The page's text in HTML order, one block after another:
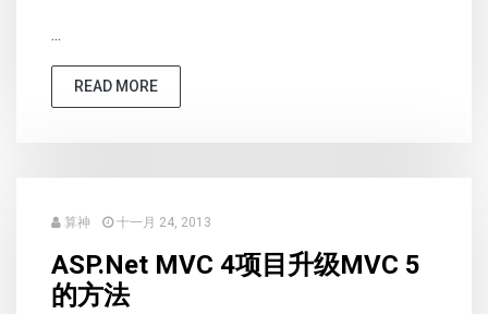
...
READ MORE
算神 十一月 24, 2013
ASP.Net MVC 4项目升级MVC 5
的方法